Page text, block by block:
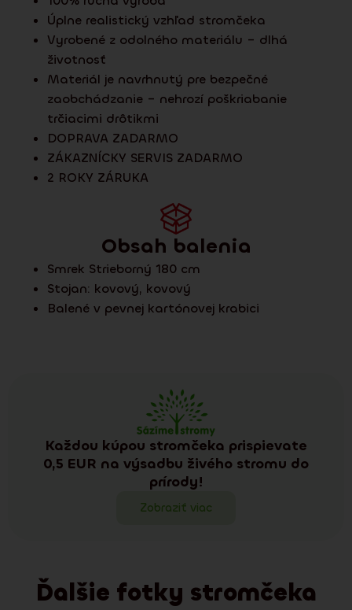
Úplne realistický vzhľad stromčeka
Vyrobené z odolného materiálu – dlhá
životnosť
Materiál je navrhnutý pre bezpečné
zaobchádzanie – nehrozí poškriabanie
trčiacimi drôtikmi
DOPRAVA ZADARMO
ZÁKAZNÍCKY SERVIS ZADARMO
2 ROKY ZÁRUKA
Obsah balenia
Smrek Strieborný 180 cm
Stojan: kovový, kovový
Balené v pevnej kartónovej krabici
Každou kúpou stromčeka prispievate
0,5 EUR na výsadbu živého stromu do
prírody!
Zobraziť viac
Ďalšie fotky stromčeka